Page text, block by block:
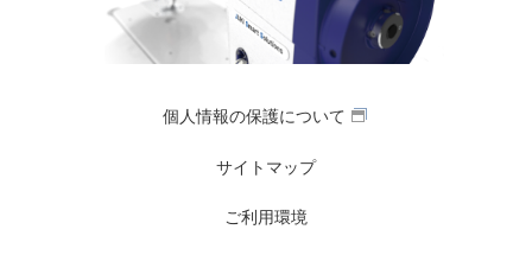
個人情報の保護について
サイトマップ
ご利用環境